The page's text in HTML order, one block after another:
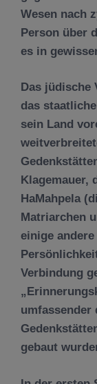
Wesen nach
Person über
es in
Das jüdische
das
sein Land
Klagemauer,
HaMahpela
Matriarchen
einige
Verbindung
umfassender
gebaut